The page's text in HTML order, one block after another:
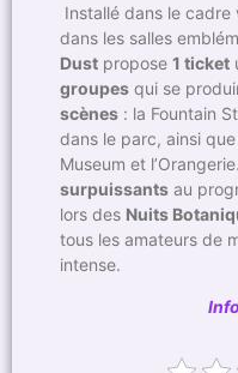
Installé dans le
dans les salles
Dust propose 1 ticket
groupes qui se
scènes : la Fountain
dans le parc, ainsi
Museum et
surpuissants au
lors des Nuits
tous les amateurs de
intense.